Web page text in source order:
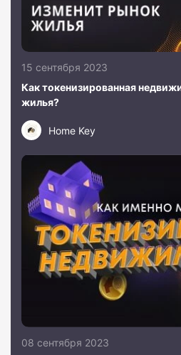
15 сентября 2023
Как токенизированная
жилья?
Home Key
08 сентября 2023